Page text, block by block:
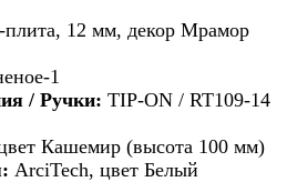
плита, 12 мм, декор Мрамор
1
/ Ручки: TIP-ON / RT109-14
Кашемир (высота 100 мм)
ArciTech, цвет Белый